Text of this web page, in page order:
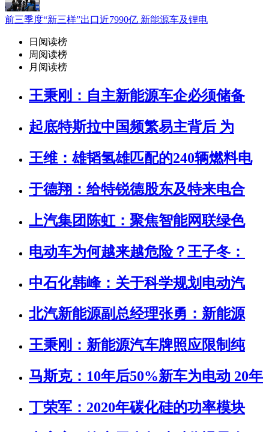
前三季度“新三样”出口近7990亿 新能源车及锂电
日阅读榜
周阅读榜
月阅读榜
王秉刚：自主新能源车企必须储备
起底特斯拉中国频繁易主背后 为
王维：雄韬氢雄匹配的240辆燃料电
于德翔：给特锐德股东及特来电合
上汽集团陈虹：聚焦智能网联绿色
电动车为何越来越危险？王子冬：
中石化韩峰：关于科学规划电动汽
北汽新能源副总经理张勇：新能源
王秉刚：新能源汽车牌照应限制纯
马斯克：10年后50%新车为电动 20年
丁荣军：2020年碳化硅的功率模块